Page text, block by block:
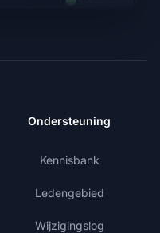
Ondersteuning
Kennisbank
Ledengebied
Wijzigingslog